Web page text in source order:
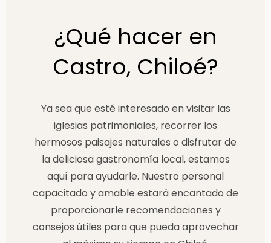
¿Qué hacer en
Castro, Chiloé?
Ya sea que esté interesado en visitar las
iglesias patrimoniales, recorrer los
hermosos paisajes naturales o disfrutar de
la deliciosa gastronomía local, estamos
aquí para ayudarle. Nuestro personal
capacitado y amable estará encantado de
proporcionarle recomendaciones y
consejos útiles para que pueda aprovechar